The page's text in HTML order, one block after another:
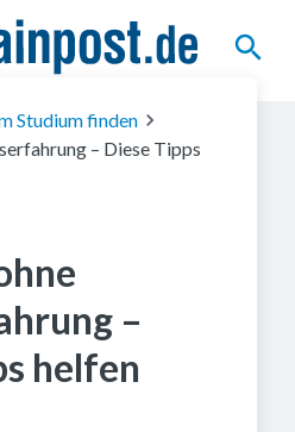
Studium finden
– Diese Tipps
–
helfen